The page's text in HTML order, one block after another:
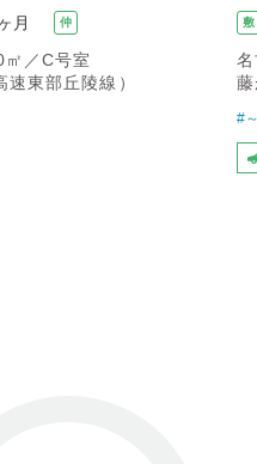
月 仲
／C号室
東部丘陵線）
敷
#